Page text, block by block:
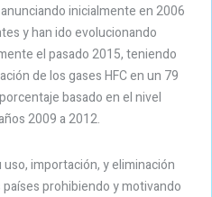
inicialmente en 2006
y han ido evolucionando
el pasado 2015, teniendo
de los gases HFC en un 79
basado en el nivel
2009 a 2012.
importación, y eliminación
prohibiendo y motivando